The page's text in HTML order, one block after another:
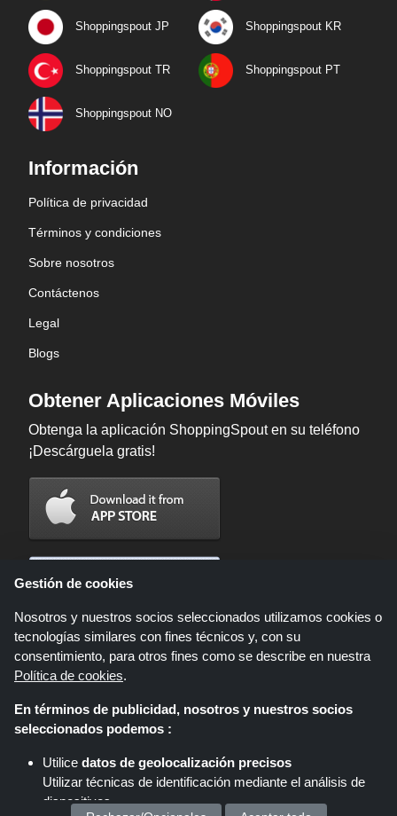
Shoppingspout JP Shoppingspout KR
Shoppingspout TR Shoppingspout PT
Shoppingspout NO
Información
Política de privacidad
Términos y condiciones
Sobre nosotros
Contáctenos
Legal
Blogs
Obtener Aplicaciones Móviles
Obtenga la aplicación ShoppingSpout en su teléfono
¡Descárguela gratis!
Shoppingspout.com/es es un sitio web que presenta ofertas, descuentos y
cupones; Estas ofertas u ofertas están disponibles a través de diferentes
cuando usted realiza una compra a través de estos enlaces,
Shoppingspout.com/es gana comisiones únicamente a través de estos
Copyright © 2026 ShoppingSpout. Todos los derechos reservados.
Gestión de cookies
Nosotros y nuestros socios seleccionados utilizamos cookies o
tecnologías similares con fines técnicos y, con su
consentimiento, para otros fines como se describe en nuestra
Política de cookies.
En términos de publicidad, nosotros y nuestros socios
seleccionados podemos :
Utilice datos de geolocalización precisos
Utilizar técnicas de identificación mediante el análisis de
dispositivos.